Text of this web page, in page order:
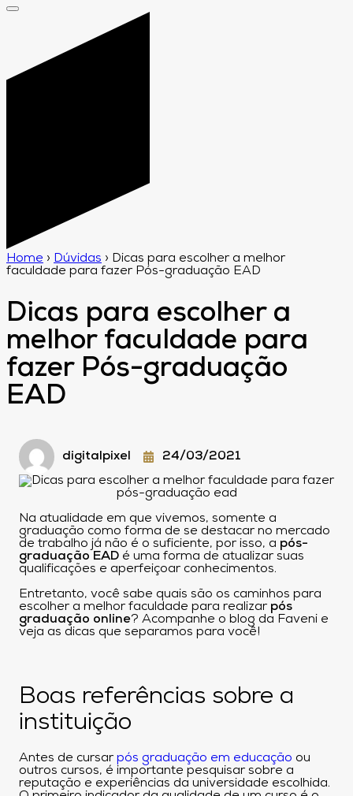
Home › Dúvidas › Dicas para escolher a melhor
faculdade para fazer Pós-graduação EAD
Dicas para escolher a
melhor faculdade para
fazer Pós-graduação
EAD
digitalpixel 24/03/2021
Na atualidade em que vivemos, somente a
graduação como forma de se destacar no mercado
de trabalho já não é o suficiente, por isso, a pós-
graduação EAD é uma forma de atualizar suas
qualificações e aperfeiçoar conhecimentos.
Entretanto, você sabe quais são os caminhos para
escolher a melhor faculdade para realizar pós
graduação online? Acompanhe o blog da Faveni e
veja as dicas que separamos para você!
Boas referências sobre a
instituição
Antes de cursar pós graduação em educação ou
outros cursos, é importante pesquisar sobre a
reputação e experiências da universidade escolhida.